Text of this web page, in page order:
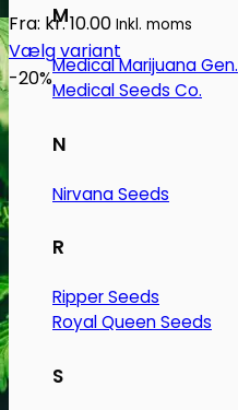
M
Medical Marijuana Gen.
Medical Seeds Co.
N
Nirvana Seeds
R
Ripper Seeds
Royal Queen Seeds
S
Fra: kr.10.00 Inkl. moms
Vælg variant
Dette
vare
har
varianter.
Mulighederne
vælges
på
varesiden
-20%